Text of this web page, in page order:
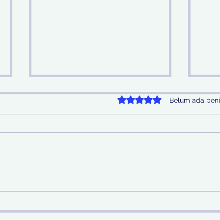
Juanda Gagalkan
di Bandara Juanda
Dinilai 0 dari 5 bintang.
Belum ada